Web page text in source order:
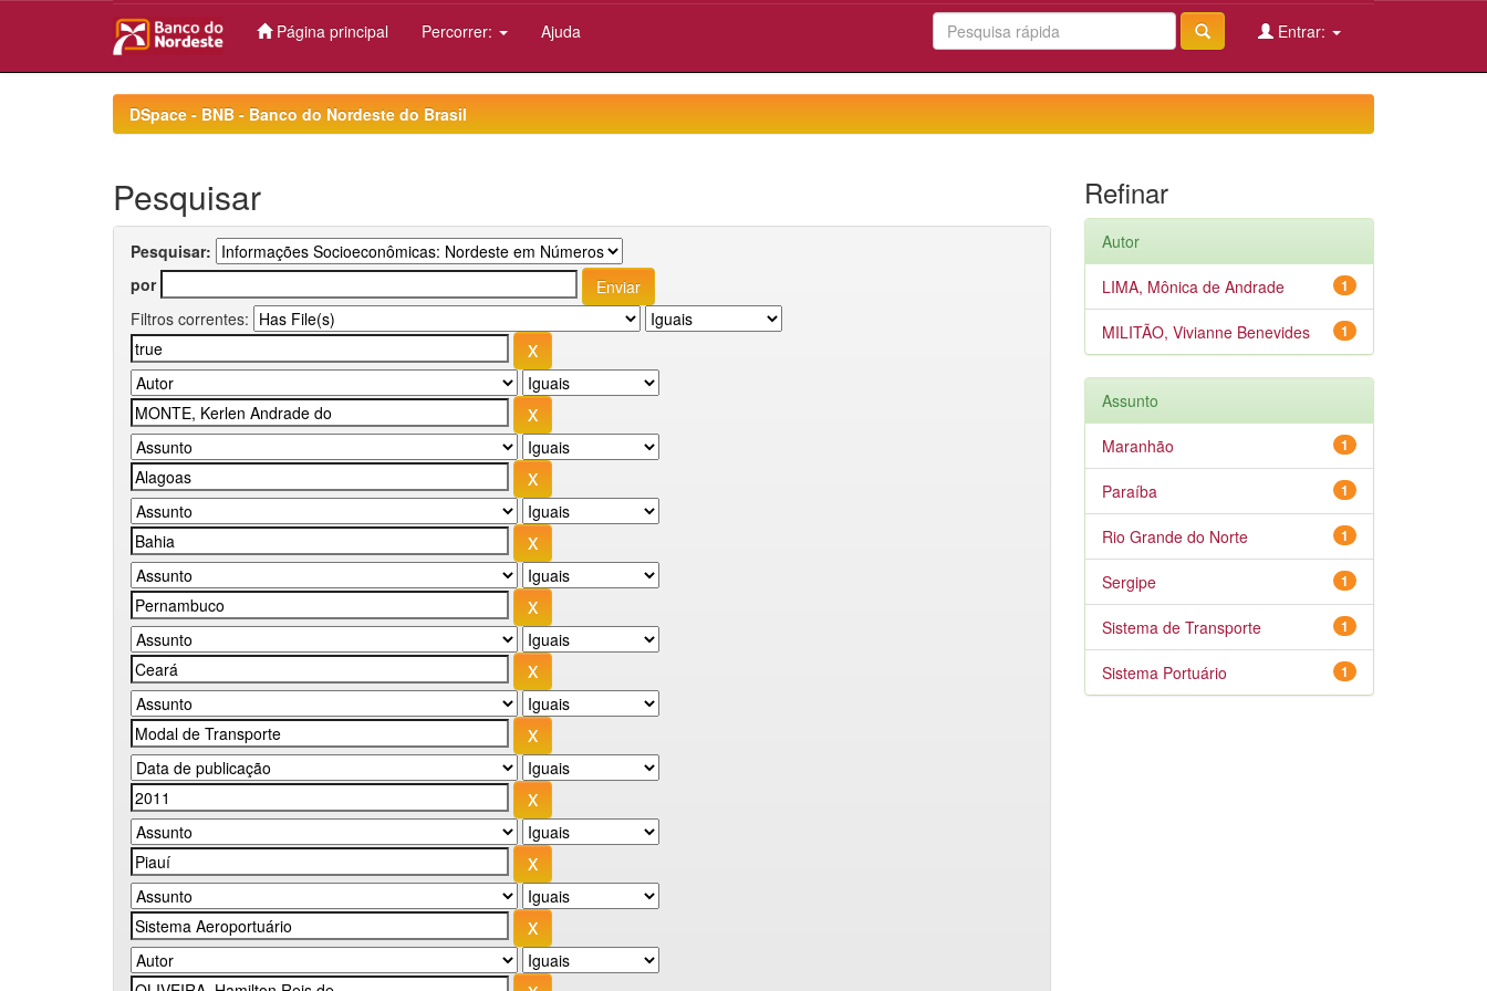
Página principal Percorrer: Ajuda Entrar:
DSpace - BNB - Banco do Nordeste do Brasil
Pesquisar
Pesquisar:
por
Filtros correntes:
Refinar
Autor
1
LIMA, Mônica de Andrade
1
MILITÃO, Vivianne Benevides
Assunto
1
Maranhão
1
Paraíba
1
Rio Grande do Norte
1
Sergipe
1
Sistema de Transporte
1
Sistema Portuário